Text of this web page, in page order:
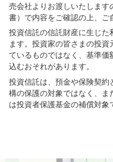
売会社よりお渡しいたします
書）で内容をご確認の上、ご
投資信託の信託財産に生じた
ます。投資家の皆さまの投
ているものではなく、基準価
込むおそれがあります。
投資信託は、預金や保険契
構の保護の対象ではなく、ま
は投資者保護基金の補償対象